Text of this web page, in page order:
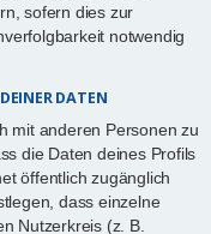
sofern dies zur
notwendig
DATEN
mit anderen Personen zu
die Daten deines Profils
öffentlich zugänglich
dass einzelne
Nutzerkreis (z. B.